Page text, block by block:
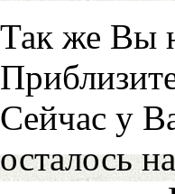
Так же Вы
Сейчас у
осталось